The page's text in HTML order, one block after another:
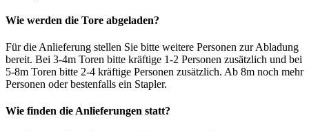
Wie werden die Tore abgeladen?
Für die Anlieferung stellen Sie bitte weitere Personen zur Abladung
bereit. Bei 3-4m Toren bitte kräftige 1-2 Personen zusätzlich und bei
5-8m Toren bitte 2-4 kräftige Personen zusätzlich. Ab 8m noch mehr
Personen oder bestenfalls ein Stapler.
Wie finden die Anlieferungen statt?